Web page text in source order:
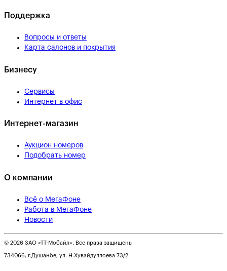
Поддержка
Вопросы и ответы
Карта салонов и покрытия
Бизнесу
Сервисы
Интернет в офис
Интернет-магазин
Аукцион номеров
Подобрать номер
О компании
Всё о МегаФоне
Работа в МегаФоне
Новости
© 2026 ЗАО «ТТ-Мобайл». Все права защищены
734066, г.Душанбе, ул. Н.Хувайдуллоева 73/2